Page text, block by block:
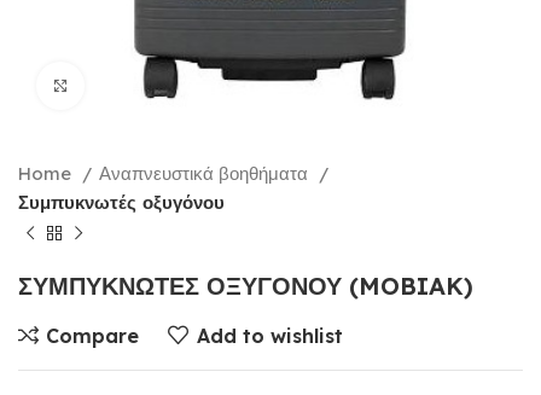
Click to enlarge
Home
Αναπνευστικά βοηθήματα
Συμπυκνωτές οξυγόνου
ΣΥΜΠΥΚΝΩΤΕΣ ΟΞΥΓΟΝΟΥ (MOBIAK)
Compare Add to wishlist